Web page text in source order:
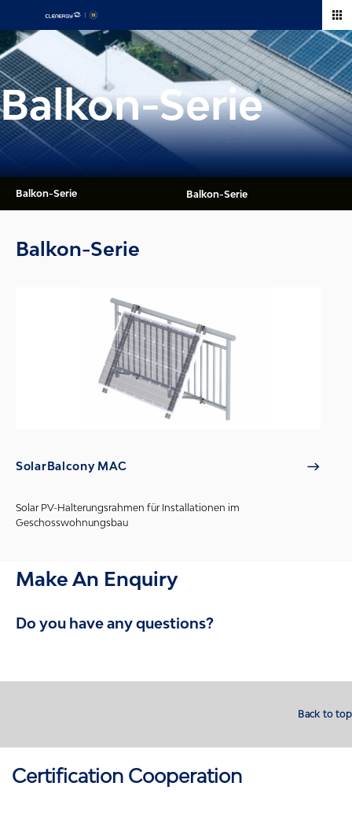
Inhalt
springen
Balkon-Serie
Balkon-Serie
Balkon-Serie
SolarBalcony MAC
Solar PV-Halterungsrahmen für Installationen im
Geschosswohnungsbau
Make An Enquiry
Do you have any questions?
Back to top
Certification Cooperation